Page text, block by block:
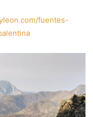
fuentes-